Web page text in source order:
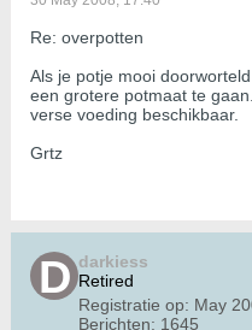
Re: overpotten
Als je potje mooi
een grotere potmaat te
verse voeding beschikbaar.
Grtz
darkiess
Retired
Registratie op: May
Berichten: 1645